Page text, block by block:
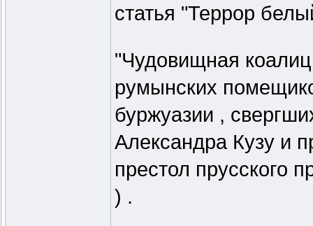
статья "Террор
"Чудовищная
румынских
буржуазии ,
Александра Кузу и
престол прусского
) .